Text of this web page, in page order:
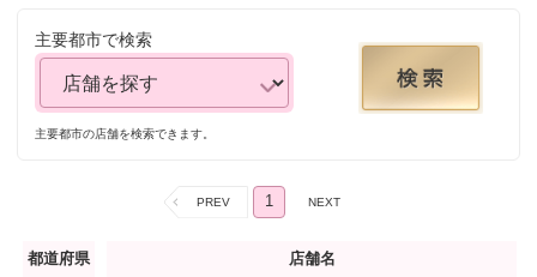
主要都市で検索
主要都市の店舗を検索できます。
1
都道府県 店舗名